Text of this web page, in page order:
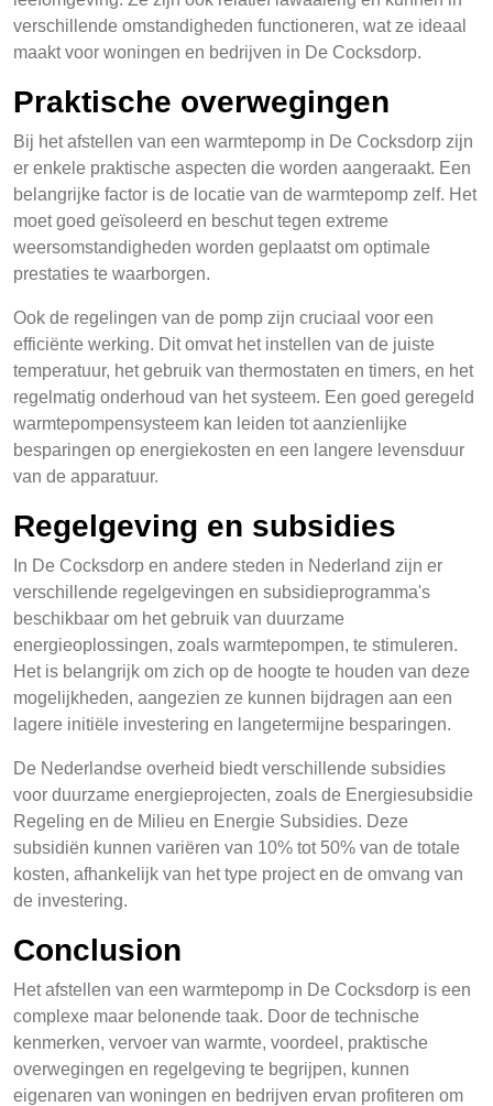
verschillende omstandigheden functioneren, wat ze ideaal
maakt voor woningen en bedrijven in De Cocksdorp.
Praktische overwegingen
Bij het afstellen van een warmtepomp in De Cocksdorp zijn
er enkele praktische aspecten die worden aangeraakt. Een
belangrijke factor is de locatie van de warmtepomp zelf. Het
moet goed geïsoleerd en beschut tegen extreme
weersomstandigheden worden geplaatst om optimale
prestaties te waarborgen.
Ook de regelingen van de pomp zijn cruciaal voor een
efficiënte werking. Dit omvat het instellen van de juiste
temperatuur, het gebruik van thermostaten en timers, en het
regelmatig onderhoud van het systeem. Een goed geregeld
warmtepompensysteem kan leiden tot aanzienlijke
besparingen op energiekosten en een langere levensduur
van de apparatuur.
Regelgeving en subsidies
In De Cocksdorp en andere steden in Nederland zijn er
verschillende regelgevingen en subsidieprogramma's
beschikbaar om het gebruik van duurzame
energieoplossingen, zoals warmtepompen, te stimuleren.
Het is belangrijk om zich op de hoogte te houden van deze
mogelijkheden, aangezien ze kunnen bijdragen aan een
lagere initiële investering en langetermijne besparingen.
De Nederlandse overheid biedt verschillende subsidies
voor duurzame energieprojecten, zoals de Energiesubsidie
Regeling en de Milieu en Energie Subsidies. Deze
subsidiën kunnen variëren van 10% tot 50% van de totale
kosten, afhankelijk van het type project en de omvang van
de investering.
Conclusion
Het afstellen van een warmtepomp in De Cocksdorp is een
complexe maar belonende taak. Door de technische
kenmerken, vervoer van warmte, voordeel, praktische
overwegingen en regelgeving te begrijpen, kunnen
eigenaren van woningen en bedrijven ervan profiteren om